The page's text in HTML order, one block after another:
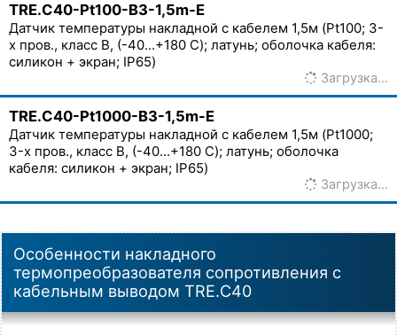
TRE.C40-Pt100-B3-1,5m-E
Датчик температуры накладной с кабелем 1,5м (Pt100; 3-
х пров., класс В, (-40...+180 C); латунь; оболочка кабеля:
силикон + экран; IP65)
Загрузка…
TRE.C40-Pt1000-B3-1,5m-E
Датчик температуры накладной с кабелем 1,5м (Pt1000;
3-х пров., класс В, (-40...+180 C); латунь; оболочка
кабеля: силикон + экран; IP65)
Загрузка…
Особенности накладного
термопреобразователя сопротивления с
кабельным выводом TRE.C40